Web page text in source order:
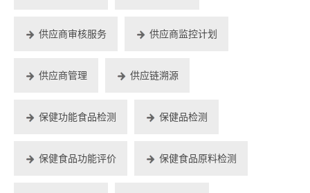
供应商审核服务 供应商监控计划
供应商管理 供应链溯源
保健功能食品检测 保健品检测
保健食品功能评价 保健食品原料检测